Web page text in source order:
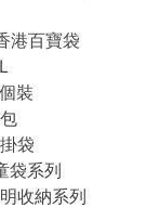
港百寶袋
裝
袋
袋系列
收納系列